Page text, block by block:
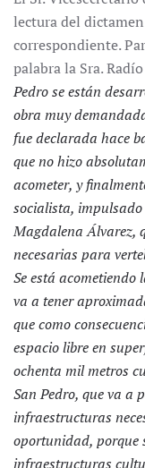
lectura del
correspondiente.
palabra la Sra.
Pedro se están
obra muy
fue declarada hace
que no hizo
acometer, y
socialista,
Magdalena Álvarez,
necesarias para
Se está
va a tener
que como
espacio libre en
ochenta mil metros
San Pedro, que va a
infraestructuras
oportunidad, porque
infraestructuras